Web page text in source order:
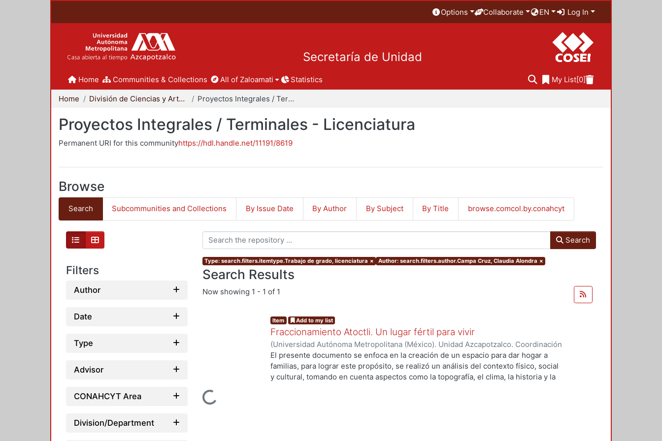
Options Collaborate EN Log In
Secretaría de Unidad
Home Communities & Collections All of Zaloamati Statistics My List[0]
Home División de Ciencias y Artes para el Diseño Proyectos Integrales / Terminales - Licenciatura
Proyectos Integrales / Terminales - Licenciatura
Permanent URI for this communityhttps://hdl.handle.net/11191/8619
Browse
Search Subcommunities and Collections By Issue Date By Author By Subject By Title browse.comcol.by.conahcyt
Filters
Author
Date
Type
Advisor
CONAHCYT Area
Division/Department
Search
Type: search.filters.itemtype.Trabajo de grado, licenciatura × Author: search.filters.author.Campa Cruz, Claudia Alondra ×
Search Results
Now showing 1 - 1 of 1
Loading...
Item Add to my list
Fraccionamiento Atoctli. Un lugar fértil para vivir
(Universidad Autónoma Metropolitana (México). Unidad Azcapotzalco. Coordinación
de Servicios de Información.,2023-06-30)Campa Cruz, Claudia Alondra;Arce
Lozada, Jazmín Adriana; Chávez Jiménez, Marisol
El presente documento se enfoca en la creación de un espacio para dar hogar a
familias, para lograr este propósito, se realizó un análisis del contexto físico, social
y cultural, tomando en cuenta aspectos como la topografía, el clima, la historia y la